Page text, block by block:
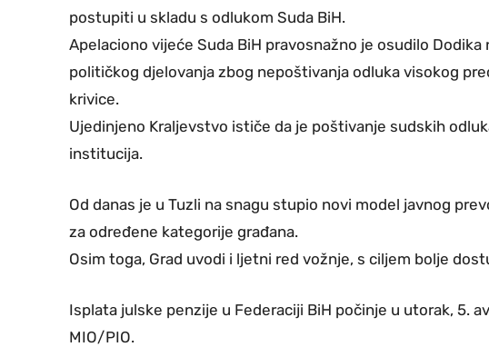
postupiti u skladu s odlukom Suda BiH.
Apelaciono vijeće Suda BiH pravosnažno je osudilo
političkog djelovanja zbog nepoštivanja odluka visokog
krivice.
Ujedinjeno Kraljevstvo ističe da je poštivanje sudskih
institucija.
Od danas je u Tuzli na snagu stupio novi model javnog
za određene kategorije građana.
Osim toga, Grad uvodi i ljetni red vožnje, s ciljem bolje
Isplata julske penzije u Federaciji BiH počinje u utorak, 5.
MIO/PIO.